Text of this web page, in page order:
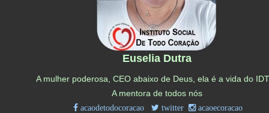
Euselia Dutra
A mulher poderosa, CEO abaixo de Deus, ela é a vida do
A mentora de todos nós
acaodetodocoracao twitter acaoecoracao